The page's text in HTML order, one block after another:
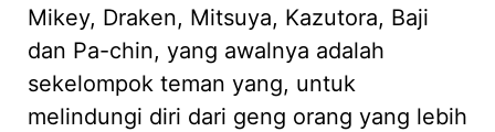
Mikey, Draken, Mitsuya, Kazutora, Baji
dan Pa-chin, yang awalnya adalah
sekelompok teman yang, untuk
melindungi diri dari geng orang yang lebih